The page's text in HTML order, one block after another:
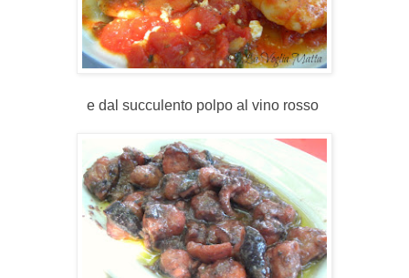
e dal succulento polpo al vino rosso